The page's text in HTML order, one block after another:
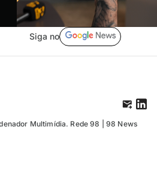
Siga no
Multimídia. Rede 98 | 98 News